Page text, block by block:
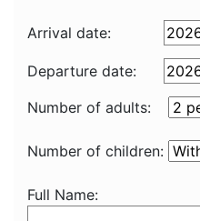
Arrival date:
Departure date:
Number of adults:
Number of children:
Full Name: